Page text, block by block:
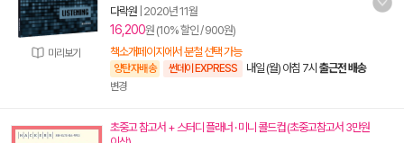
미리보기
다락원 2020년 11월
16,200원 (10% 할인 / 900원)
책소개페이지에서 분철 선택 가능
양탄자배송 썬데이 EXPRESS 내일 (월) 아침 7시 출근전 배송
변경
초중고 참고서 + 스터디 플래너 · 미니 콜드컵 (초중고참고서 3만원